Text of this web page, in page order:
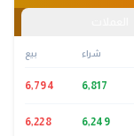
شراء بيع
6,817
6,794
6,249
6,228